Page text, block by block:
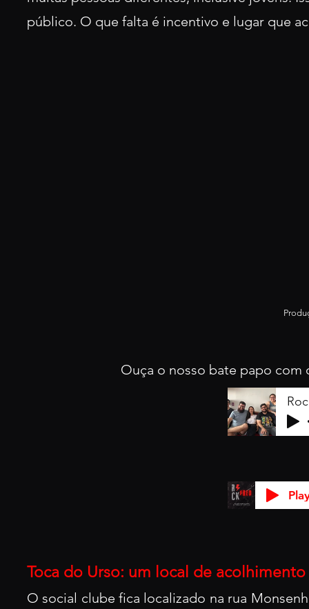
público. O que falta é incentivo e lugar que
Ouça o nosso bate papo com
Toca do Urso: um local de aco lhimento
O social clube fica localizado na rua